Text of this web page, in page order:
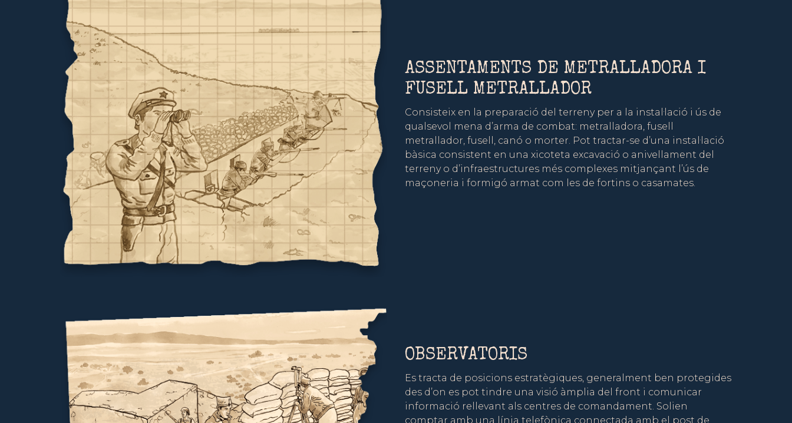
ASSENTAMENTS DE METRALLADORA I
FUSELL METRALLADOR
Consisteix en la preparació del terreny per a la instal·lació i ús de
qualsevol mena d’arma de combat: metralladora, fusell
metrallador, fusell, canó o morter. Pot tractar-se d’una instal·lació
bàsica consistent en una xicoteta excavació o anivellament del
terreny o d’infraestructures més complexes mitjançant l’ús de
maçoneria i formigó armat com les de fortins o casamates.
OBSERVATORIS
Es tracta de posicions estratègiques, generalment ben protegides
des d’on es pot tindre una visió àmplia del front i comunicar
informació rellevant als centres de comandament. Solien
comptar amb una línia telefònica connectada amb el post de